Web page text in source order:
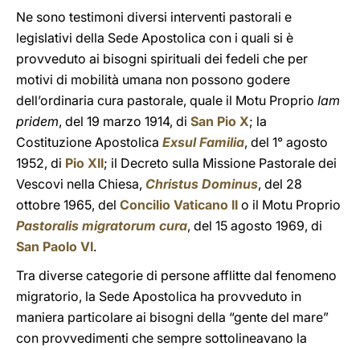
Ne sono testimoni diversi interventi pastorali e
legislativi della Sede Apostolica con i quali si è
provveduto ai bisogni spirituali dei fedeli che per
motivi di mobilità umana non possono godere
dell’ordinaria cura pastorale, quale il Motu Proprio Iam
pridem, del 19 marzo 1914, di San Pio X; la
Costituzione Apostolica Exsul Familia, del 1° agosto
1952, di Pio XII; il Decreto sulla Missione Pastorale dei
Vescovi nella Chiesa, Christus Dominus, del 28
ottobre 1965, del Concilio Vaticano II o il Motu Proprio
Pastoralis migratorum cura, del 15 agosto 1969, di
San Paolo VI.
Tra diverse categorie di persone afflitte dal fenomeno
migratorio, la Sede Apostolica ha provveduto in
maniera particolare ai bisogni della “gente del mare”
con provvedimenti che sempre sottolineavano la